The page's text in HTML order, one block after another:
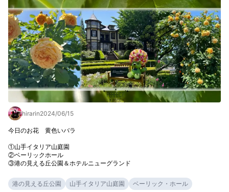
hirarin2024/06/15
今日のお花　黄色いバラ
①山手イタリア山庭園
②ベーリックホール
③港の見える丘公園＆ホテルニューグランド
港の見える丘公園 山手イタリア山庭園 ベーリック・ホール